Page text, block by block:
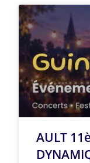
AULT